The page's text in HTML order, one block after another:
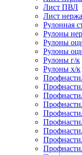
Лист ПВЛ
Лист
Рулонная
Рулоны
Рулоны
Рулоны
Рулоны г/к
Рулоны х/к